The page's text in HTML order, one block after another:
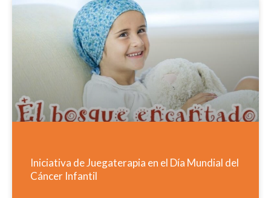
Iniciativa de Juegaterapia en el Día Mundial del
Cáncer Infantil
PagePage